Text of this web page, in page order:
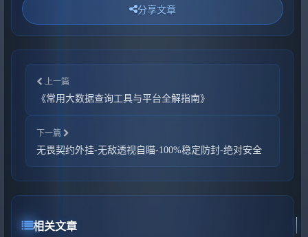
分享文章
上一篇
《常用大数据查询工具与平台全解指南》
下一篇
无畏契约外挂-无敌透视自瞄-100%稳定防封-绝对安全
相关文章